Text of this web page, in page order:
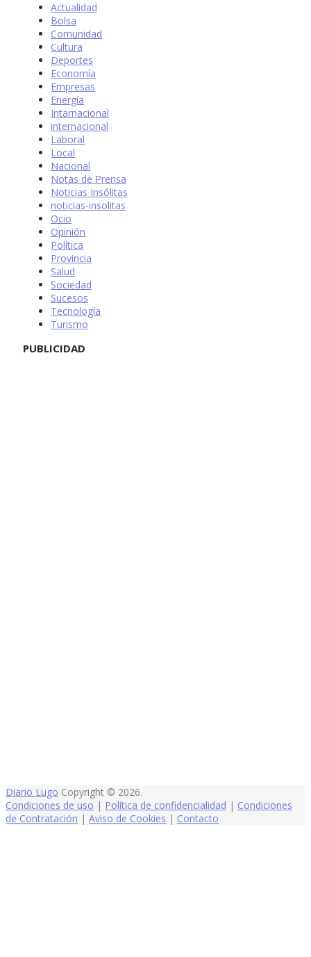
Actualidad
Bolsa
Comunidad
Cultura
Deportes
Economía
Empresas
Energía
Intarnacional
internacional
Laboral
Local
Nacional
Notas de Prensa
Noticias Insólitas
noticias-insolitas
Ocio
Opinión
Política
Provincia
Salud
Sociedad
Sucesos
Tecnología
Turismo
PUBLICIDAD
Diario Lugo Copyright © 2026.
Condiciones de uso | Política de confidencialidad | Condiciones
de Contratación | Aviso de Cookies | Contacto